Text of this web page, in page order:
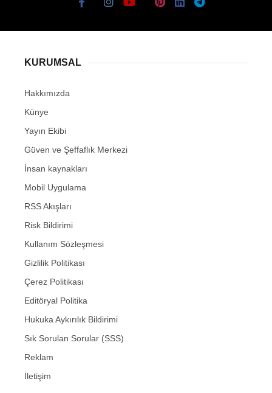
KURUMSAL
Hakkımızda
Künye
Yayın Ekibi
Güven ve Şeffaflık Merkezi
İnsan kaynakları
Mobil Uygulama
RSS Akışları
Risk Bildirimi
Kullanım Sözleşmesi
Gizlilik Politikası
Çerez Politikası
Editöryal Politika
Hukuka Aykırılık Bildirimi
Sık Sorulan Sorular (SSS)
Reklam
İletişim